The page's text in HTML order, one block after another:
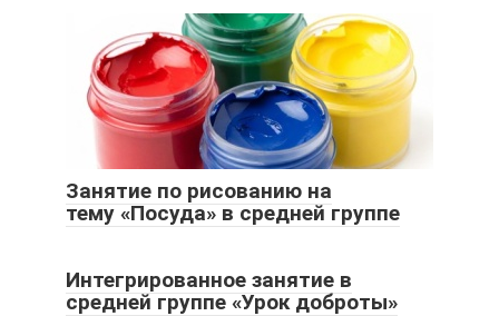
Занятие по рисованию на
тему «Посуда» в средней группе
Интегрированное занятие в
средней группе «Урок доброты»